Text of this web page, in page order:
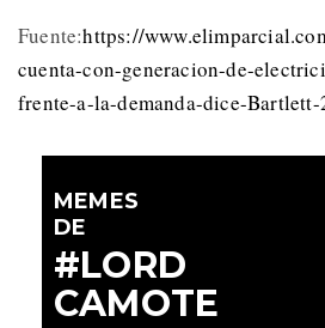
Fuente:https://
cuenta-con-generacion-de-
frente-a-la-demanda-dice-
MEMES
DE
#LORD
CAMOTE